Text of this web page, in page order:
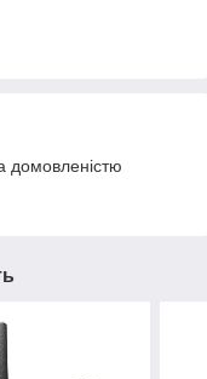
домовленістю